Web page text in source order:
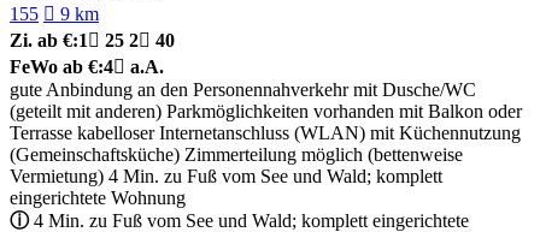
155  9 km
Zi. ab €:1  25 2 40
FeWo ab €:4 a.A.
gute Anbindung an den Personennahverkehr mit Dusche/WC
(geteilt mit anderen) Parkmöglichkeiten vorhanden mit Balkon oder
Terrasse kabelloser Internetanschluss (WLAN) mit Küchennutzung
(Gemeinschaftsküche) Zimmerteilung möglich (bettenweise
Vermietung) 4 Min. zu Fuß vom See und Wald; komplett
eingerichtete Wohnung
ⓘ4 Min. zu Fuß vom See und Wald; komplett eingerichtete